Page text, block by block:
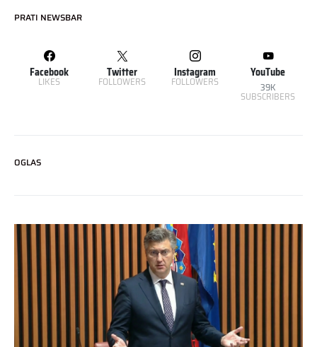
PRATI NEWSBAR
Facebook
LIKES
Twitter
FOLLOWERS
Instagram
FOLLOWERS
YouTube
39K
SUBSCRIBERS
OGLAS